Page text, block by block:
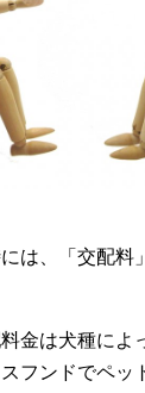
は、「交配料
金は犬種によ
フンドでペッ